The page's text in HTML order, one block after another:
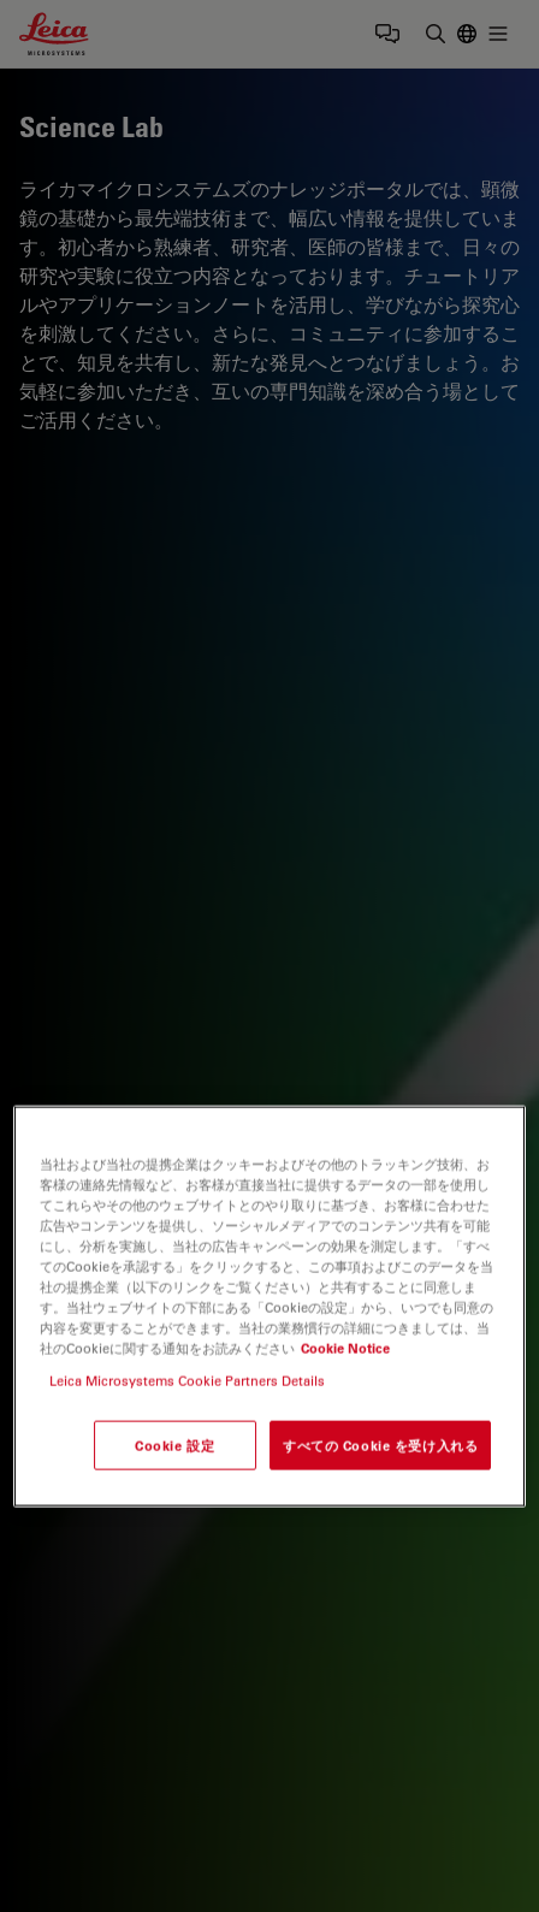
Leica Microsystems Logo
Science Lab
ライカマイクロシステムズのナレッジポータルでは、顕微
鏡の基礎から最先端技術まで、幅広い情報を提供していま
す。初心者から熟練者、研究者、医師の皆様まで、日々の
研究や実験に役立つ内容となっております。チュートリア
ルやアプリケーションノートを活用し、学びながら探究心
を刺激してください。さらに、コミュニティに参加するこ
とで、知見を共有し、新たな発見へとつなげましょう。お
気軽に参加いただき、互いの専門知識を深め合う場として
ご活用ください。
当社および当社の提携企業はクッキーおよびその他のトラッキング技術、お
客様の連絡先情報など、お客様が直接当社に提供するデータの一部を使用し
てこれらやその他のウェブサイトとのやり取りに基づき、お客様に合わせた
広告やコンテンツを提供し、ソーシャルメディアでのコンテンツ共有を可能
にし、分析を実施し、当社の広告キャンペーンの効果を測定します。「すべ
てのCookieを承認する」をクリックすると、この事項およびこのデータを当
社の提携企業（以下のリンクをご覧ください）と共有することに同意しま
す。当社ウェブサイトの下部にある「Cookieの設定」から、いつでも同意の
内容を変更することができます。当社の業務慣行の詳細につきましては、当
社のCookieに関する通知をお読みください Cookie Notice
Leica Microsystems Cookie Partners Details
Cookie 設定 すべての Cookie を受け入れる